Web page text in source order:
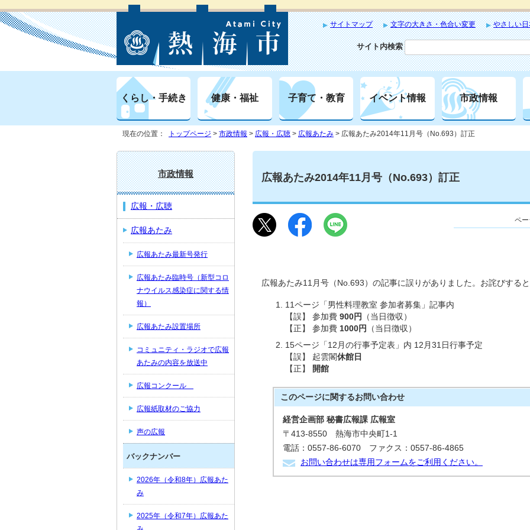
サイトマップ 文字の大きさ・色合い変更 やさしい
サイト内検索
くらし・手続き 健康・福祉 子育て・教育 イベント情報 市政情報
現在の位置： トップページ > 市政情報 > 広報・広聴 > 広報あたみ > 広報あたみ2014年11月号（No.693）訂正
広報あたみ2014年11月号（No.693）訂正
ペ
広報あたみ11月号（No.693）の記事に誤りがありました。お詫びする
11ページ「男性料理教室 参加者募集」記事内
【誤】 参加費 900円
（当日徴収）
【正】 参加費 1000円
（当日徴収）
15ページ「12月の行事予定表」内 12月31日行事予定
【誤】 起雲閣休館日
【正】
開館
このページに関するお問い合わせ
経営企画部 秘書広報課 広報室
〒413-8550 熱海市中央町1-1
電話：0557-86-6070 ファクス：0557-86-4865
お問い合わせは専用フォームをご利用ください。
市政情報
広報・広聴
広報あたみ
広報あたみ最新号発行
広報あたみ臨時号（新型コロ
ナウイルス感染症に関する情
報）
広報あたみ設置場所
コミュニティ・ラジオで広報
あたみの内容を放送中
広報コンクール
広報紙取材のご協力
声の広報
バックナンバー
2026年（令和8年）広報あた
み
2025年（令和7年）広報あた